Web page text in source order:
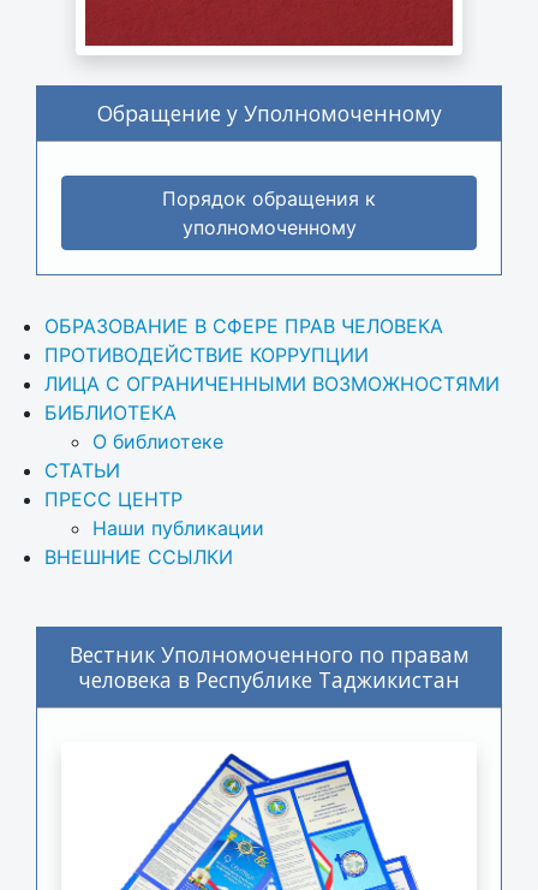
Обращение у Уполномоченному
Порядок обращения к
уполномоченному
ОБРАЗОВАНИЕ В СФЕРЕ ПРАВ ЧЕЛОВЕКА
ПРОТИВОДЕЙСТВИЕ КОРРУПЦИИ
ЛИЦА С ОГРАНИЧЕННЫМИ ВОЗМОЖНОСТЯМИ
БИБЛИОТЕКА
О библиотеке
СТАТЬИ
ПРЕСС ЦЕНТР
Наши публикации
ВНЕШНИЕ ССЫЛКИ
Вестник Уполномоченного по правам
человека в Республике Таджикистан